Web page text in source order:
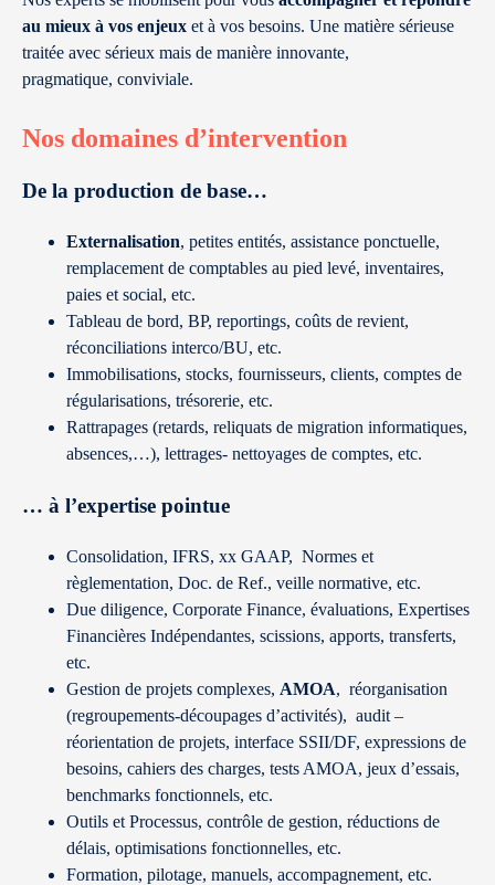
au mieux à vos enjeux et à vos besoins. Une matière sérieuse
traitée avec sérieux mais de manière innovante,
pragmatique, conviviale.
Nos domaines d’intervention
De la production de base…
Externalisation, petites entités, assistance ponctuelle,
remplacement de comptables au pied levé, inventaires,
paies et social, etc.
Tableau de bord, BP, reportings, coûts de revient,
réconciliations interco/BU, etc.
Immobilisations, stocks, fournisseurs, clients, comptes de
régularisations, trésorerie, etc.
Rattrapages (retards, reliquats de migration informatiques,
absences,…), lettrages- nettoyages de comptes, etc.
… à l’expertise pointue
Consolidation, IFRS, xx GAAP, Normes et
règlementation, Doc. de Ref., veille normative, etc.
Due diligence, Corporate Finance, évaluations, Expertises
Financières Indépendantes, scissions, apports, transferts,
etc.
Gestion de projets complexes, AMOA, réorganisation
(regroupements-découpages d’activités), audit –
réorientation de projets, interface SSII/DF, expressions de
besoins, cahiers des charges, tests AMOA, jeux d’essais,
benchmarks fonctionnels, etc.
Outils et Processus, contrôle de gestion, réductions de
délais, optimisations fonctionnelles, etc.
Formation, pilotage, manuels, accompagnement, etc.